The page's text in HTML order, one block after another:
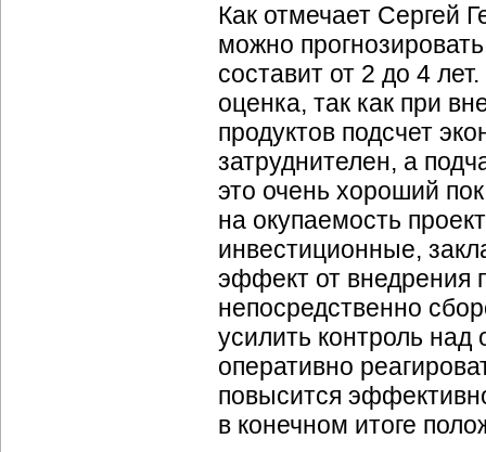
Как отмечает Сергей
можно
составит от 2 до 4
оценка, так как при
продуктов подсчет
затруднителен, а
это очень хороший
на окупаемость
инвестиционные,
эффект от внедрения
непосредственно
усилить контроль
оперативно
повысится
в конечном итоге